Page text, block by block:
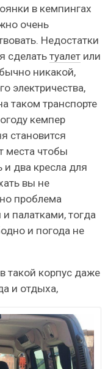
в кемпингах
очень
Недостатки
сделать туалет или
никакой,
электричества,
таком транспорте
кемпер
становится
места чтобы
и два кресла для
вы не
проблема
палатками, тогда
и погода не
такой корпус даже
и отдыха,